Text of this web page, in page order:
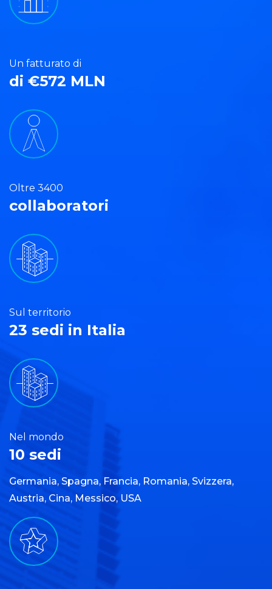
Un fatturato di
di €572 MLN
Oltre 3400
collaboratori
Sul territorio
23 sedi in Italia
Nel mondo
10 sedi
Germania, Spagna, Francia, Romania, Svizzera,
Austria, Cina, Messico, USA